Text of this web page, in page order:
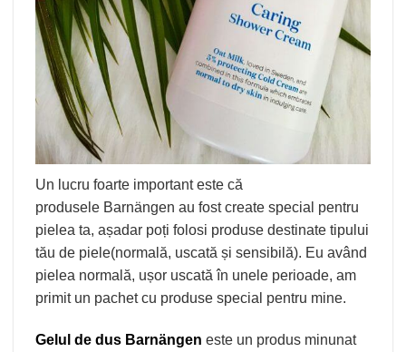
Un lucru foarte important este că
produsele Barnängen au fost create special pentru
pielea ta, așadar poți folosi produse destinate tipului
tău de piele(normală, uscată și sensibilă). Eu având
pielea normală, ușor uscată în unele perioade, am
primit un pachet cu produse special pentru mine.
Gelul de dus Barnängen este un produs minunat